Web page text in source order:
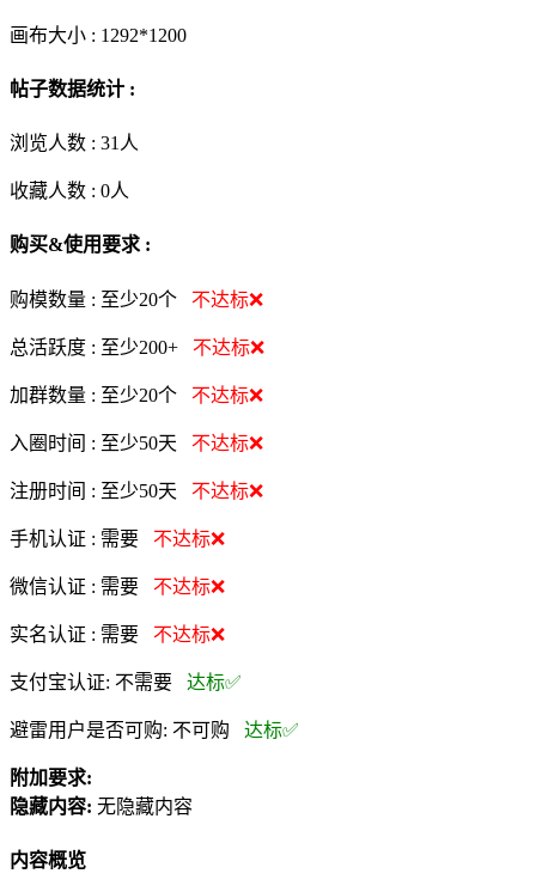
画布大小 : 1292*1200
帖子数据统计 :
浏览人数 : 31人
收藏人数 : 0人
购买&使用要求 :
购模数量 : 至少20个 不达标❌
总活跃度 : 至少200+ 不达标❌
加群数量 : 至少20个 不达标❌
入圈时间 : 至少50天 不达标❌
注册时间 : 至少50天 不达标❌
手机认证 : 需要 不达标❌
微信认证 : 需要 不达标❌
实名认证 : 需要 不达标❌
支付宝认证: 不需要 达标✅
避雷用户是否可购: 不可购 达标✅
附加要求:
隐藏内容: 无隐藏内容
内容概览